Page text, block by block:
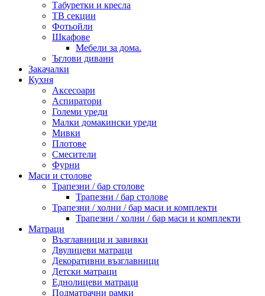
Табуретки и кресла
ТВ секции
Фотьойли
Шкафове
Мебели за дома.
Ъглови дивани
Закачалки
Кухня
Аксесоари
Аспиратори
Големи уреди
Малки домакински уреди
Мивки
Плотове
Смесители
Фурни
Маси и столове
Трапезни / бар столове
Трапезни / бар столове
Трапезни / холни / бар маси и комплекти
Трапезни / холни / бар маси и комплекти
Матраци
Възглавници и завивки
Двулицеви матраци
Декоративни възглавници
Детски матраци
Еднолицеви матраци
Подматрачни рамки